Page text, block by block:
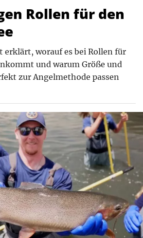
Rollen für den
erklärt, worauf es bei Rollen für
und warum Größe und
zur Angelmethode passen